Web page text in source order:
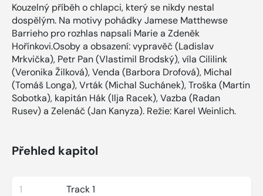
Kouzelný příběh o chlapci, který se nikdy nestal
dospělým. Na motivy pohádky Jamese Matthewse
Barrieho pro rozhlas napsali Marie a Zdeněk
Hořínkovi.Osoby a obsazení: vypravěč (Ladislav
Mrkvička), Petr Pan (Vlastimil Brodský), víla Cililink
(Veronika Žilková), Venda (Barbora Drofová), Michal
(Tomáš Longa), Vrták (Michal Suchánek), Troška (Martin
Sobotka), kapitán Hák (Ilja Racek), Vazba (Radan
Rusev) a Zelenáč (Jan Kanyza). Režie: Karel Weinlich.
Přehled kapitol
1 Track 1